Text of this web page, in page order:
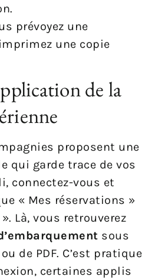
prévoyez une
une copie
de la
proposent une
qui garde trace de vos
connectez-vous et
« Mes réservations »
Là, vous retrouverez
sous
de PDF. C’est pratique
certaines applis